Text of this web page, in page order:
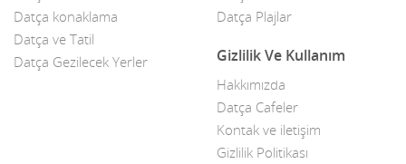
Datça Köy Ürünleri
Datça konaklama
Datça ve Tatil
Datça Gezilecek Yerler
Datça Plajlar
Gizlilik Ve Kullanım
Hakkımızda
Datça Cafeler
Kontak ve iletişim
Gizlilik Politikası